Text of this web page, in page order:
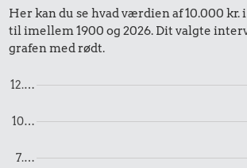
1 kg sukker
Her kan du se hvad værdien af 10.000 kr.
til imellem 1900 og 2026. Dit valgte
grafen med rødt.
7.…
10…
12.…